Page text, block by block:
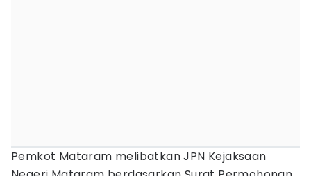
Pemkot Mataram melibatkan JPN Kejaksaan